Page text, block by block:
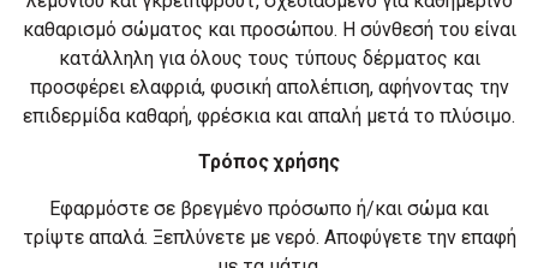
καθαρισμό σώματος και προσώπου. Η σύνθεσή του είναι
κατάλληλη για όλους τους τύπους δέρματος και
προσφέρει ελαφριά, φυσική απολέπιση, αφήνοντας την
επιδερμίδα καθαρή, φρέσκια και απαλή μετά το πλύσιμο.
Τρόπος χρήσης
Εφαρμόστε σε βρεγμένο πρόσωπο ή/και σώμα και
τρίψτε απαλά. Ξεπλύνετε με νερό. Αποφύγετε την επαφή